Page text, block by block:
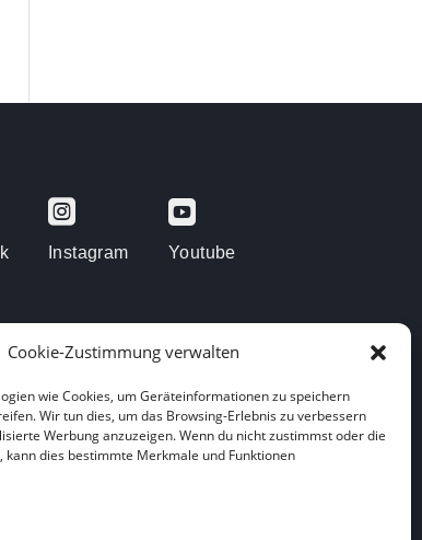
Cookie-Zustimmung verwalten
wie Cookies, um Geräteinformationen zu speichern
Wir tun dies, um das Browsing-Erlebnis zu verbessern
Werbung anzuzeigen. Wenn du nicht zustimmst oder die
dies bestimmte Merkmale und Funktionen

Instagram

Youtube